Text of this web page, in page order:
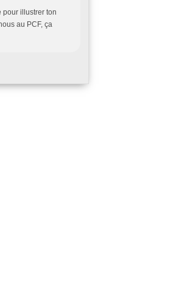
pour illustrer ton
au PCF, ça